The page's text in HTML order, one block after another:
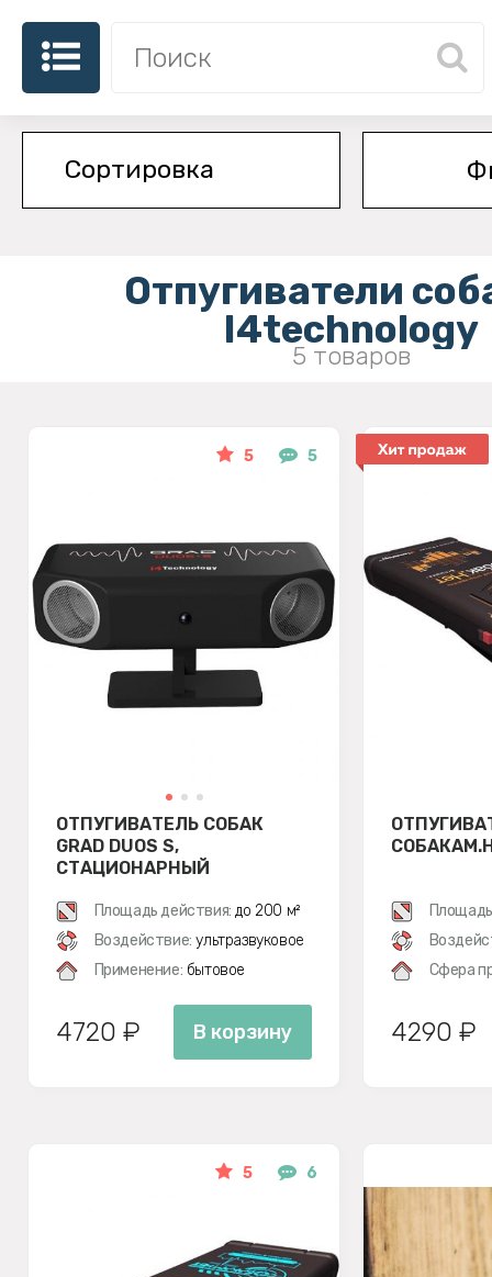
Отпугиватели
I4technology
5 товаров
5 5
ОТПУГИВАТЕЛЬ СОБАК
GRAD DUOS S,
СТАЦИОНАРНЫЙ
Площадь действия: до 200 м²
Воздействие: ультразвуковое
Применение: бытовое
4720 ₽ В корзину
Сфера
4290 ₽
5 6